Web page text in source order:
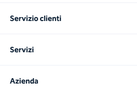
Servizio clienti
Servizi
Azienda